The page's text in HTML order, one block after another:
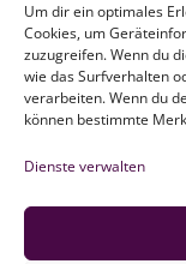
Um dir ein optimales
Cookies, um
zuzugreifen. Wenn du
wie das Surfverhalten
verarbeiten. Wenn du
können bestimmte
Dienste verwalten
« Ältere